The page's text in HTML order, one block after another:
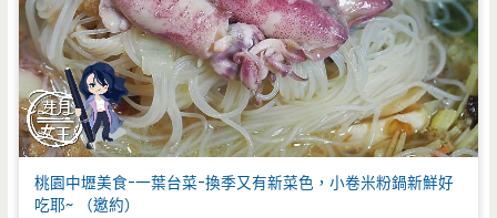
桃園中壢美食-一葉台菜-換季又有新菜色，小卷米粉鍋新鮮好
吃耶~ （邀約）